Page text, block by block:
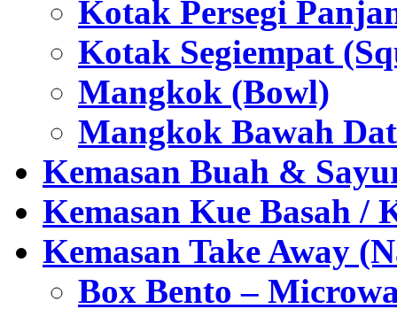
Kotak Persegi
Kotak Segiempat
Mangkok (Bowl)
Mangkok Bawah
Kemasan Buah &
Kemasan Kue Basah /
Kemasan Take Away
Box Bento –